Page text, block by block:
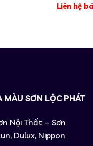
Liên hệ
MÀU SƠN LỘC PHÁT
Nội Thất – Sơn
Dulux, Nippon